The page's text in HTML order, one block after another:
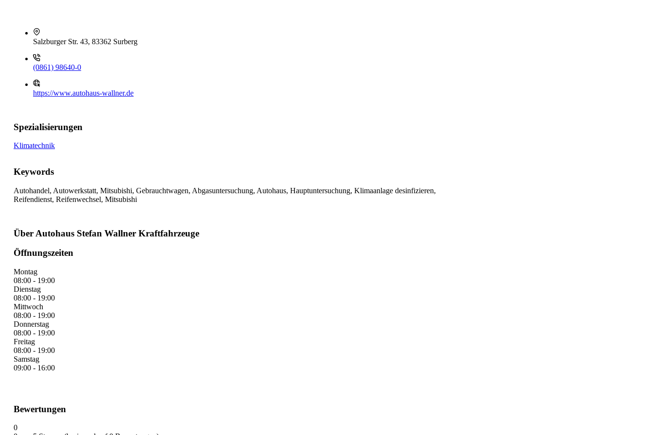
Salzburger Str. 43, 83362 Surberg
(0861) 98640-0
https://www.autohaus-wallner.de
Spezialisierungen
Klimatechnik
Keywords
Autohandel, Autowerkstatt, Mitsubishi, Gebrauchtwagen, Abgasuntersuchung, Autohaus, Hauptuntersuchung, Klimaanlage desinfizieren,
Reifendienst, Reifenwechsel, Mitsubishi
Über Autohaus Stefan Wallner Kraftfahrzeuge
Öffnungszeiten
Montag
08:00 - 19:00
Dienstag
08:00 - 19:00
Mittwoch
08:00 - 19:00
Donnerstag
08:00 - 19:00
Freitag
08:00 - 19:00
Samstag
09:00 - 16:00
Bewertungen
0